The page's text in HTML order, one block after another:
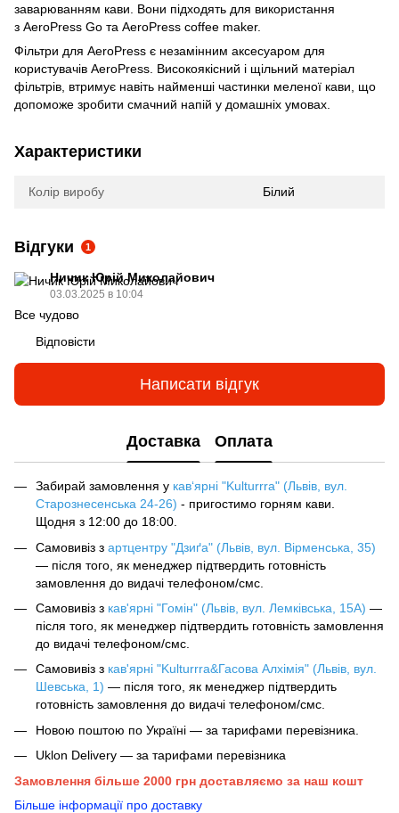
заварюванням кави. Вони підходять для використання
з AeroPress Go та AeroPress coffee maker.
Фільтри для AeroPress є незамінним аксесуаром для
користувачів AeroPress. Високоякісний і щільний матеріал
фільтрів, втримує навіть найменші частинки меленої кави, що
допоможе зробити смачний напій у домашніх умовах.
Характеристики
Колір виробу Білий
Відгуки 1
Ничик Юрій Миколайович
03.03.2025 в 10:04
Все чудово
Відповісти
Написати відгук
Доставка Оплата
Забирай замовлення у кав‘ярні "Kulturrra" (Львів, вул.
Старознесенська 24-26) - пригостимо горням кави.
Щодня з 12:00 до 18:00.
Самовивіз з артцентру "Дзиґа" (Львів, вул. Вірменська, 35)
— після того, як менеджер підтвердить готовність
замовлення до видачі телефоном/смс.
Самовивіз з кав'ярні "Гомін" (Львів, вул. Лемківська, 15А) —
після того, як менеджер підтвердить готовність замовлення
до видачі телефоном/смс.
Самовивіз з кав'ярні "Kulturrra&Гасова Алхімія" (Львів, вул.
Шевська, 1) — після того, як менеджер підтвердить
готовність замовлення до видачі телефоном/смс.
Новою поштою по Україні — за тарифами перевізника.
Uklon Delivery — за тарифами перевізника
Замовлення більше 2000 грн доставляємо за наш кошт
Більше інформації про доставку